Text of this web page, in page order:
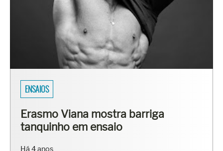
ENSAIOS
Erasmo Viana mostra barriga
tanquinho em ensaio
Há 4 anos